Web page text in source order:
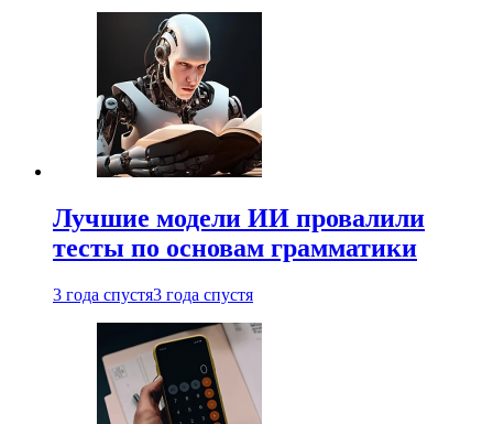
Лучшие модели ИИ провалили
тесты по основам грамматики
3 года спустя3 года спустя